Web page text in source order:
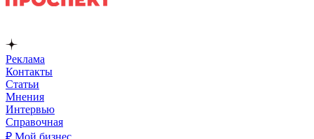
Реклама
Контакты
Статьи
Мнения
Интервью
Справочная
₽ Мой бизнес